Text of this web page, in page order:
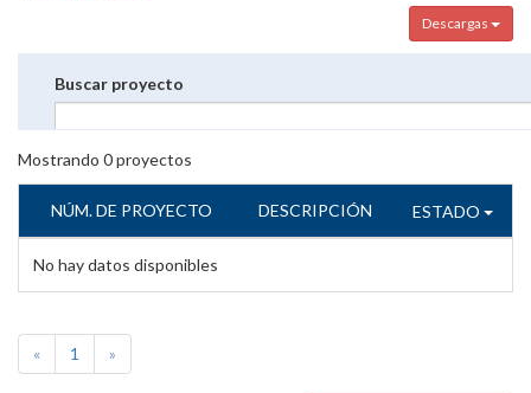
Descargas
Buscar proyecto
Mostrando 0proyectos
NÚM. DE PROYECTO DESCRIPCIÓN ESTADO
No hay datos disponibles
« 1 »